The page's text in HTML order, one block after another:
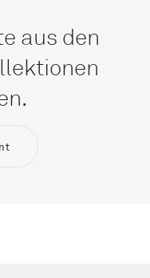
aus den